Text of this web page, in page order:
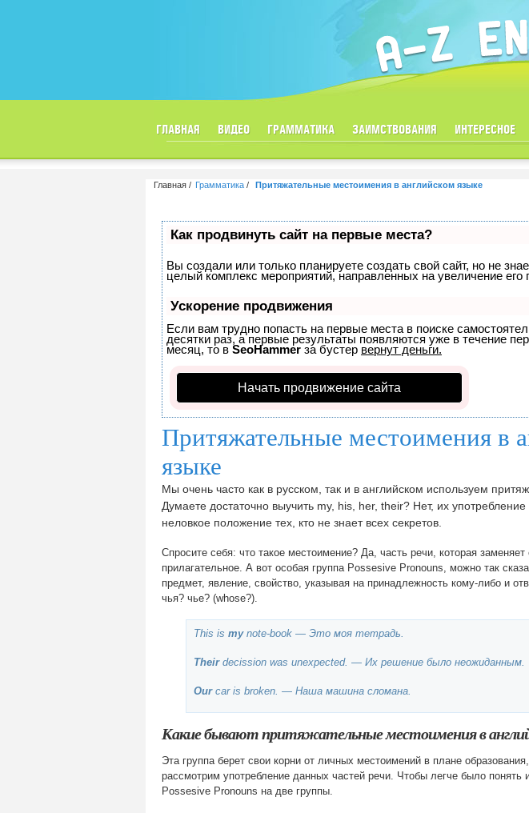
ГЛАВНАЯ ВИДЕО ГРАММАТИКА ЗАИМСТВОВАНИЯ ИНТЕРЕСНОЕ
Главная Грамматика Притяжательные местоимения в английском языке
Как продвинуть сайт на первые места?
Вы создали или только планируете создать свой сайт, но не
целый комплекс мероприятий, направленных на увеличение
Ускорение продвижения
Если вам трудно попасть на первые места в поиске
десятки раз, а первые результаты появляются уже в течение
месяц, то в SeoHammer за бустер вернут деньги.
Начать продвижение сайта
Притяжательные местоимения в
языке
Мы очень часто как в русском, так и в английском используем
Думаете достаточно выучить my, his, her, their? Нет, их употребление
неловкое положение тех, кто не знает всех секретов.
Спросите себя: что такое местоимение? Да, часть речи, которая
прилагательное. А вот особая группа Possesive Pronouns, можно так
предмет, явление, свойство, указывая на принадлежность кому-либо и
чья? чье? (whose?).
This is mynote-book — Это моя тетрадь.
Theirdecission was unexpected. — Их решение было неожиданным.
Ourcar is broken. — Наша машина сломана.
Какие бывают притяжательные местоимения в
Эта группа берет свои корни от личных местоимений в плане
рассмотрим употребление данных частей речи. Чтобы легче было понять
Possesive Pronouns на две группы.